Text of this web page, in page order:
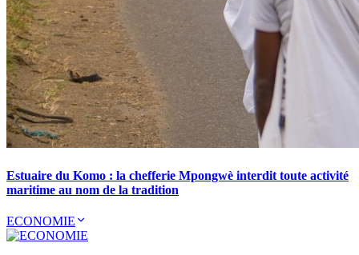
Estuaire du Komo : la chefferie Mpongwè interdit toute activité
maritime au nom de la tradition
ECONOMIE